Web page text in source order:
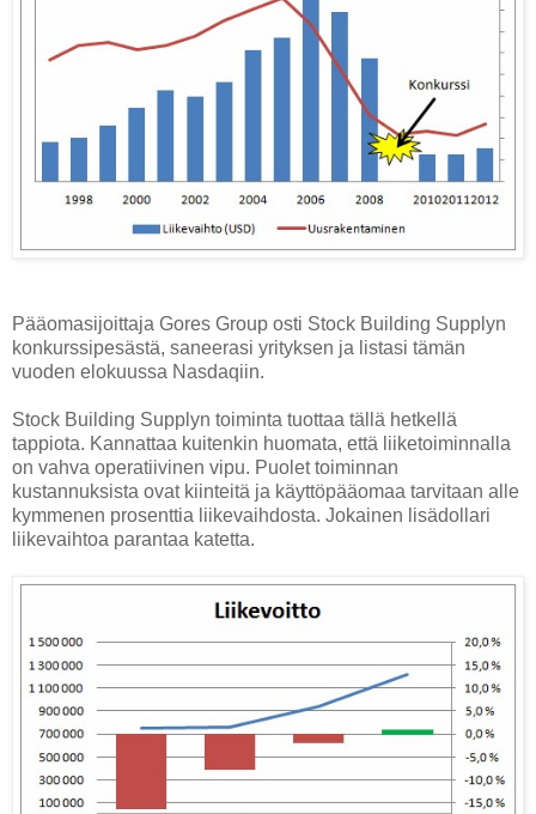
Pääomasijoittaja Gores Group osti Stock Building Supplyn
konkurssipesästä, saneerasi yrityksen ja listasi tämän
vuoden elokuussa Nasdaqiin.
Stock Building Supplyn toiminta tuottaa tällä hetkellä
tappiota. Kannattaa kuitenkin huomata, että liiketoiminnalla
on vahva operatiivinen vipu. Puolet toiminnan
kustannuksista ovat kiinteitä ja käyttöpääomaa tarvitaan alle
kymmenen prosenttia liikevaihdosta. Jokainen lisädollari
liikevaihtoa parantaa katetta.